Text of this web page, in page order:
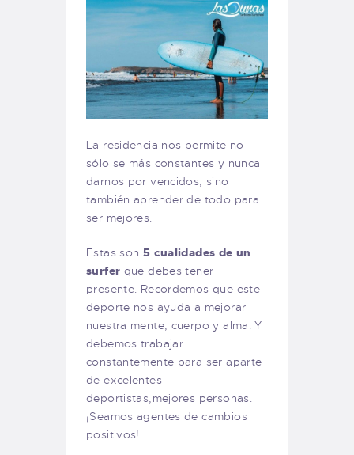
La residencia nos permite no
sólo se más constantes y nunca
darnos por vencidos, sino
también aprender de todo para
ser mejores.
Estas son 5 cualidades de un
surfer que debes tener
presente. Recordemos que este
deporte nos ayuda a mejorar
nuestra mente, cuerpo y alma. Y
debemos trabajar
constantemente para ser aparte
de excelentes
deportistas,mejores personas.
¡Seamos agentes de cambios
positivos!.